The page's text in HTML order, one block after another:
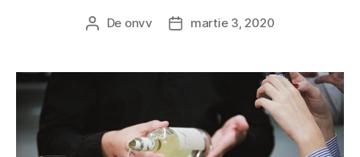
Autor
De onvv
Datămartie 3, 2020